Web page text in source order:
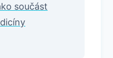
součást